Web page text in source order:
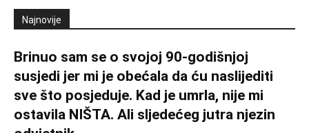
Najnovije
Brinuo sam se o svojoj 90-godišnjoj
susjedi jer mi je obećala da ću naslijediti
sve što posjeduje. Kad je umrla, nije mi
ostavila NIŠTA. Ali sljedećeg jutra njezin